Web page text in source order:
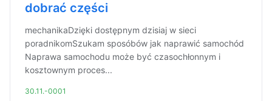
dobrać części
mechanikaDzięki dostępnym dzisiaj w sieci
poradnikomSzukam sposóbów jak naprawić samochód
Naprawa samochodu może być czasochłonnym i
kosztownym proces...
30.11.-0001